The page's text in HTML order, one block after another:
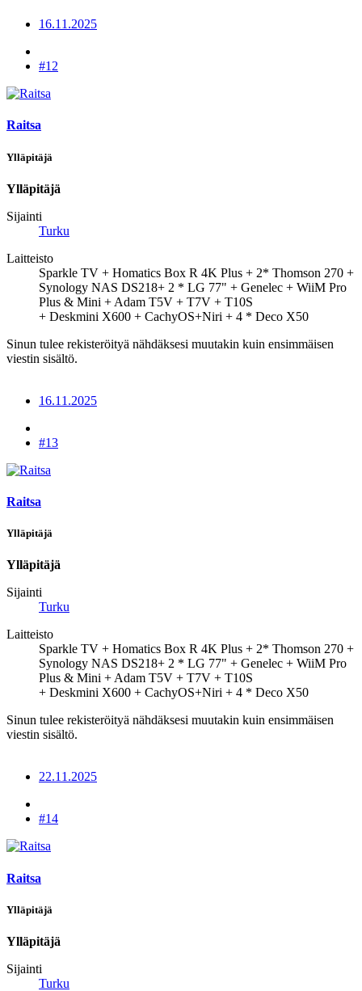
16.11.2025
#12
Raitsa
Ylläpitäjä
Ylläpitäjä
Sijainti
Turku
Laitteisto
Sparkle TV + Homatics Box R 4K Plus + 2* Thomson 270 +
Synology NAS DS218+ 2 * LG 77" + Genelec + WiiM Pro
Plus & Mini + Adam T5V + T7V + T10S
+ Deskmini X600 + CachyOS+Niri + 4 * Deco X50
Sinun tulee rekisteröityä nähdäksesi muutakin kuin ensimmäisen
viestin sisältö.
16.11.2025
#13
Raitsa
Ylläpitäjä
Ylläpitäjä
Sijainti
Turku
Laitteisto
Sparkle TV + Homatics Box R 4K Plus + 2* Thomson 270 +
Synology NAS DS218+ 2 * LG 77" + Genelec + WiiM Pro
Plus & Mini + Adam T5V + T7V + T10S
+ Deskmini X600 + CachyOS+Niri + 4 * Deco X50
Sinun tulee rekisteröityä nähdäksesi muutakin kuin ensimmäisen
viestin sisältö.
22.11.2025
#14
Raitsa
Ylläpitäjä
Ylläpitäjä
Sijainti
Turku